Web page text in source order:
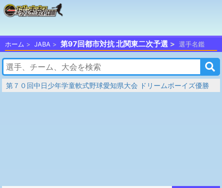
ホーム JABA 第97回都市対抗 北関東二次予選 選手名鑑
第７０回中日少年学童軟式野球愛知県大会 ドリームボーイズ優勝